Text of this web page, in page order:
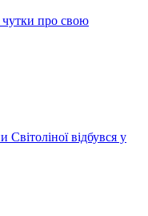
чутки про свою
Світоліної відбувся у